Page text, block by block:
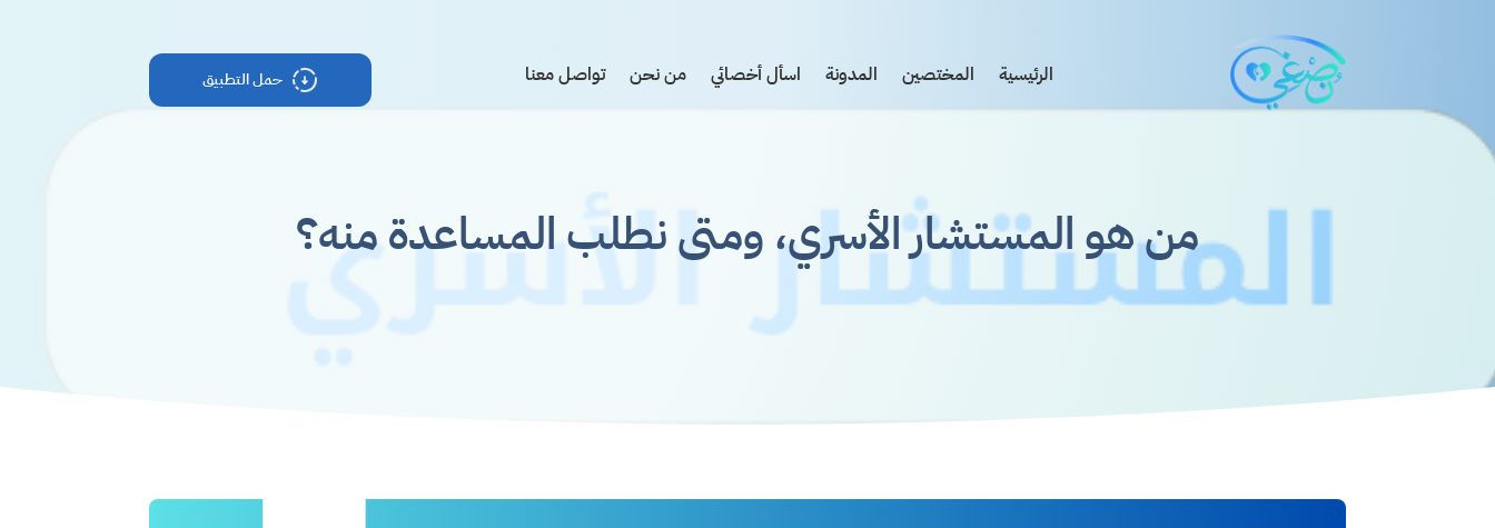
الرئيسية المختصين المدونة اسأل أخصائي من نحن تواصل معنا حمل التطبيق
من هو المستشار الأسري، ومتى نطلب المساعدة منه؟